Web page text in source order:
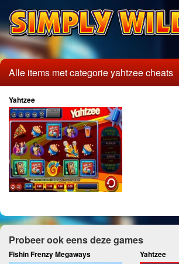
Alle items met categorie yahtzee cheats
Yahtzee
Probeer ook eens deze games
Fishin Frenzy Megaways Yahtzee